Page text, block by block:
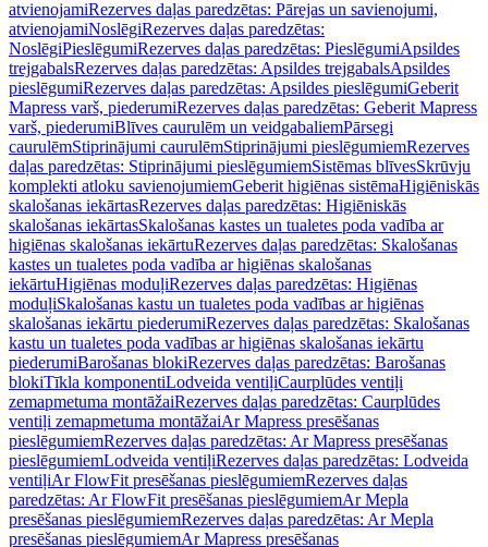
atvienojamiRezerves daļas paredzētas: Pārejas un savienojumi,
atvienojamiNoslēgiRezerves daļas paredzētas:
NoslēgiPieslēgumiRezerves daļas paredzētas: PieslēgumiApsildes
trejgabalsRezerves daļas paredzētas: Apsildes trejgabalsApsildes
pieslēgumiRezerves daļas paredzētas: Apsildes pieslēgumiGeberit
Mapress varš, piederumiRezerves daļas paredzētas: Geberit Mapress
varš, piederumiBlīves caurulēm un veidgabaliemPārsegi
caurulēmStiprinājumi caurulēmStiprinājumi pieslēgumiemRezerves
daļas paredzētas: Stiprinājumi pieslēgumiemSistēmas blīvesSkrūvju
komplekti atloku savienojumiemGeberit higiēnas sistēmaHigiēniskās
skalošanas iekārtasRezerves daļas paredzētas: Higiēniskās
skalošanas iekārtasSkalošanas kastes un tualetes poda vadība ar
higiēnas skalošanas iekārtuRezerves daļas paredzētas: Skalošanas
kastes un tualetes poda vadība ar higiēnas skalošanas
iekārtuHigiēnas moduļiRezerves daļas paredzētas: Higiēnas
moduļiSkalošanas kastu un tualetes poda vadības ar higiēnas
skalošanas iekārtu piederumiRezerves daļas paredzētas: Skalošanas
kastu un tualetes poda vadības ar higiēnas skalošanas iekārtu
piederumiBarošanas blokiRezerves daļas paredzētas: Barošanas
blokiTīkla komponentiLodveida ventiļiCaurplūdes ventiļi
zemapmetuma montāžaiRezerves daļas paredzētas: Caurplūdes
ventiļi zemapmetuma montāžaiAr Mapress presēšanas
pieslēgumiemRezerves daļas paredzētas: Ar Mapress presēšanas
pieslēgumiemLodveida ventiļiRezerves daļas paredzētas: Lodveida
ventiļiAr FlowFit presēšanas pieslēgumiemRezerves daļas
paredzētas: Ar FlowFit presēšanas pieslēgumiemAr Mepla
presēšanas pieslēgumiemRezerves daļas paredzētas: Ar Mepla
presēšanas pieslēgumiemAr Mapress presēšanas